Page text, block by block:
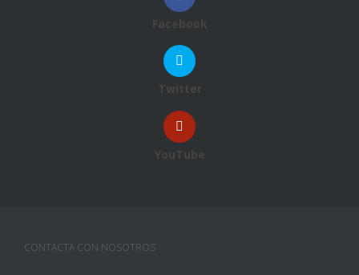
Facebook
Twitter
YouTube
CONTACTA CON NOSOTROS